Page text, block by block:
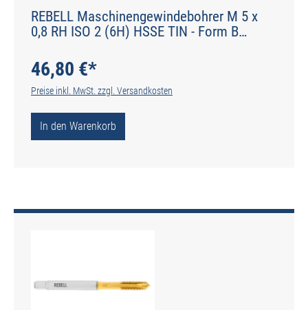
REBELL Maschinengewindebohrer M 5 x
0,8 RH ISO 2 (6H) HSSE TIN - Form B
46,80 €*
Preise inkl. MwSt. zzgl. Versandkosten
In den Warenkorb